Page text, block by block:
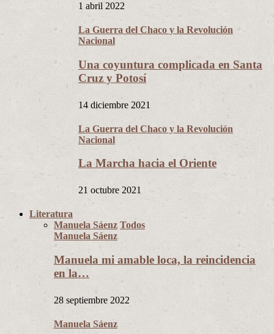
1 abril 2022
La Guerra del Chaco y la Revolución
Nacional
Una coyuntura complicada en Santa
Cruz y Potosí
14 diciembre 2021
La Guerra del Chaco y la Revolución
Nacional
La Marcha hacia el Oriente
21 octubre 2021
Literatura
Manuela Sáenz Todos
Manuela Sáenz
Manuela mi amable loca, la reincidencia
en la…
28 septiembre 2022
Manuela Sáenz